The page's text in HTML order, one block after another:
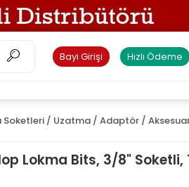
Bayi Girişi Hızlı Ödeme
Soketleri / Uzatma / Adaptör /
Lokma Bits, 3/8"